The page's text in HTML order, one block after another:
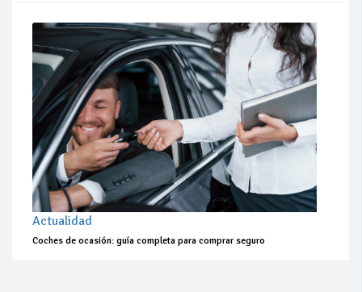
Actualidad
Coches de ocasión: guía completa para comprar seguro